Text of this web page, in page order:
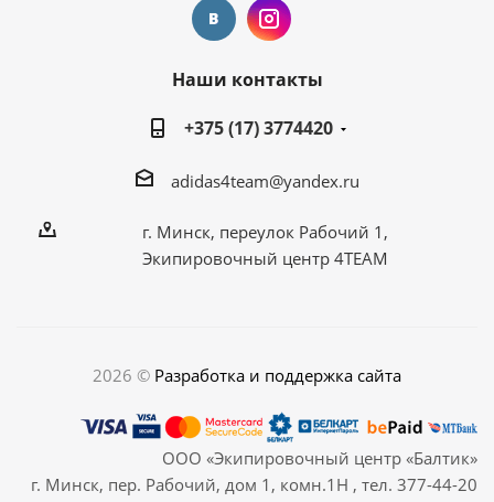
Наши контакты
+375 (17) 3774420
adidas4team@yandex.ru
г. Минск, переулок Рабочий 1,
Экипировочный центр 4TEAM
2026 © Разработка и поддержка сайта
ООО «Экипировочный центр «Балтик»
г. Минск, пер. Рабочий, дом 1, комн.1Н , тел. 377-44-20